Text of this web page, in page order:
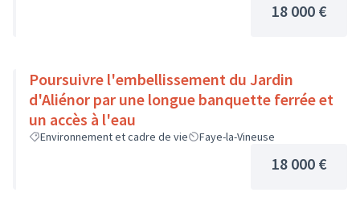
18 000 €
Poursuivre l'embellissement du Jardin
d'Aliénor par une longue banquette ferrée et
un accès à l'eau
Environnement et cadre de vie Faye-la-Vineuse
18 000 €